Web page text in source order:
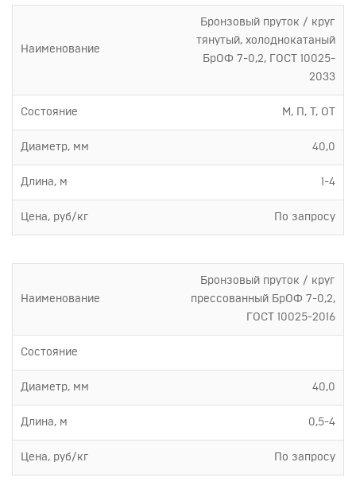
Наименование
Бронзовый пруток / круг
тянутый, холоднокатаный
БрОФ 7-0,2, ГОСТ 10025-
2033
Состояние М, П, Т, ОТ
Диаметр, мм 40,0
Длина, м 1-4
Цена, руб/кг По запросу
Наименование
Бронзовый пруток / круг
прессованный БрОФ 7-0,2,
ГОСТ 10025-2016
Состояние
Диаметр, мм 40,0
Длина, м 0,5-4
Цена, руб/кг По запросу